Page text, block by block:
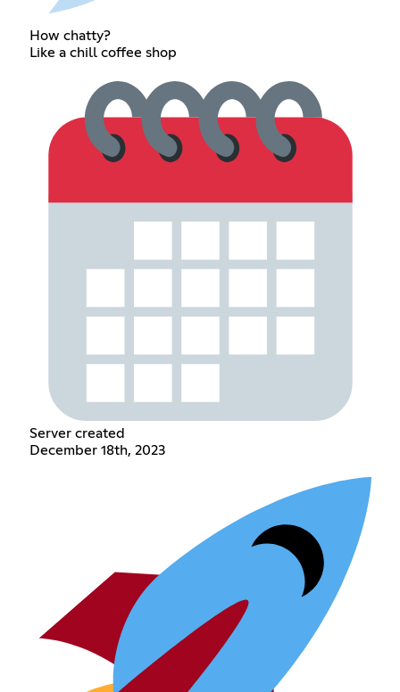
How chatty?
Like a chill coffee shop
Server created
December 18th, 2023